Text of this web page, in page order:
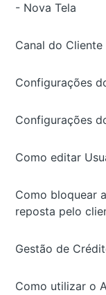
- Nova Tela
Canal do
Configurações
Configurações
Como editar
Como bloquear
reposta pelo
Gestão de
Como utilizar o